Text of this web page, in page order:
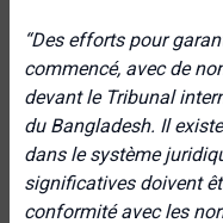
“Des efforts pour
commencé, avec de
devant le Tribunal
du Bangladesh. Il
dans le système
significatives doivent
conformité avec les